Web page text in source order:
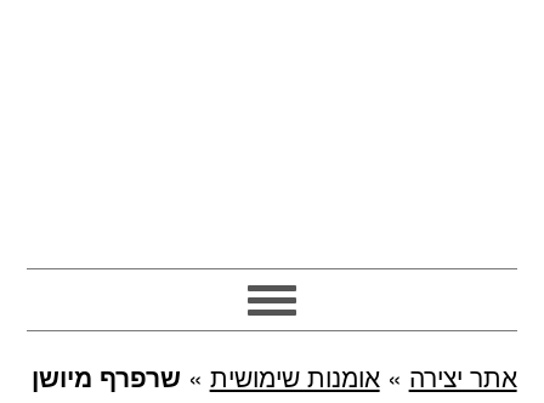
אתר יצירה »אומנות שימושית » שרפרף מיושן